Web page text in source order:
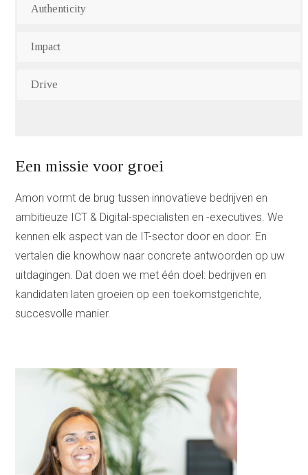
Authenticity
Impact
Drive
Een missie voor groei
Amon vormt de brug tussen innovatieve bedrijven en
ambitieuze ICT & Digital-specialisten en -executives. We
kennen elk aspect van de IT-sector door en door. En
vertalen die knowhow naar concrete antwoorden op uw
uitdagingen. Dat doen we met één doel: bedrijven en
kandidaten laten groeien op een toekomstgerichte,
succesvolle manier.